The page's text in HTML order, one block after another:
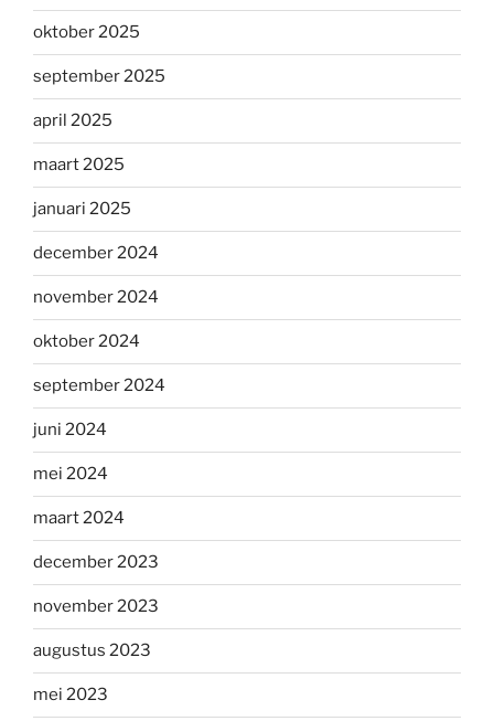
oktober 2025
september 2025
april 2025
maart 2025
januari 2025
december 2024
november 2024
oktober 2024
september 2024
juni 2024
mei 2024
maart 2024
december 2023
november 2023
augustus 2023
mei 2023